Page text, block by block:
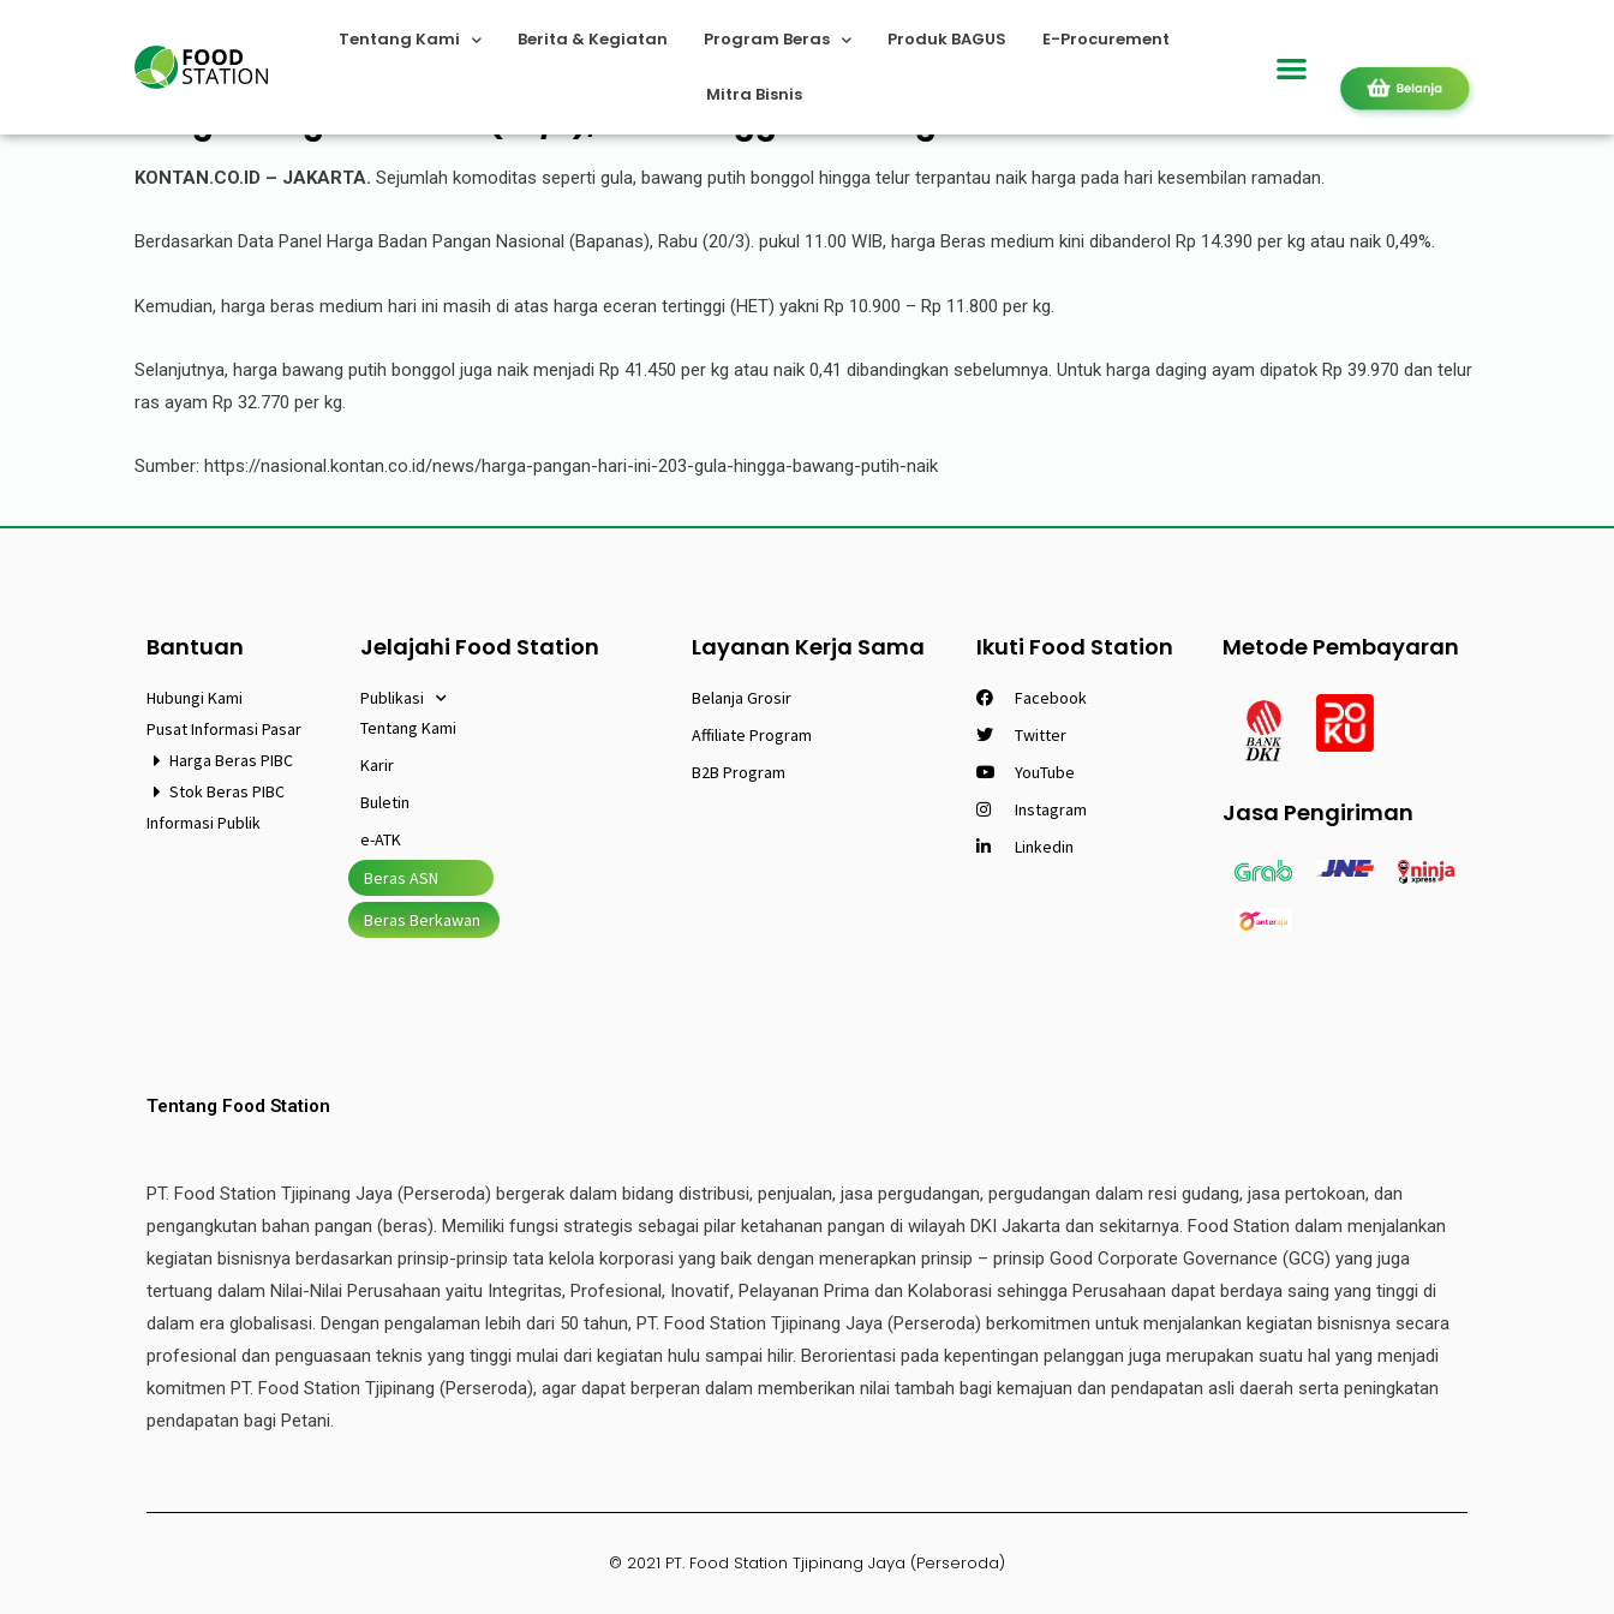
Tentang Kami Berita & Kegiatan Program Beras Produk BAGUS E-Procurement
Mitra Bisnis
Harga Pangan Hari Ini (20/3), Gula Hingga Bawang Putih Naik
KONTAN.CO.ID – JAKARTA. Sejumlah komoditas seperti gula, bawang putih bonggol hingga telur terpantau naik harga pada hari kesembilan ramadan.
Berdasarkan Data Panel Harga Badan Pangan Nasional (Bapanas), Rabu (20/3). pukul 11.00 WIB, harga Beras medium kini dibanderol Rp 14.390 per kg atau naik 0,49%.
Kemudian, harga beras medium hari ini masih di atas harga eceran tertinggi (HET) yakni Rp 10.900 – Rp 11.800 per kg.
Selanjutnya, harga bawang putih bonggol juga naik menjadi Rp 41.450 per kg atau naik 0,41 dibandingkan sebelumnya. Untuk harga daging ayam dipatok Rp 39.970 dan telur
ras ayam Rp 32.770 per kg.
Sumber: https://nasional.kontan.co.id/news/harga-pangan-hari-ini-203-gula-hingga-bawang-putih-naik
Bantuan
Hubungi Kami
Pusat Informasi Pasar
Harga Beras PIBC
Stok Beras PIBC
Informasi Publik
Jelajahi Food Station
Publikasi
Tentang Kami
Karir
Buletin
e-ATK
Beras ASN
Beras Berkawan
Layanan Kerja Sama
Belanja Grosir
Affiliate Program
B2B Program
Ikuti Food Station
Facebook
Twitter
YouTube
Instagram
Linkedin
Metode Pembayaran
Jasa Pengiriman
Tentang Food Station
PT. Food Station Tjipinang Jaya (Perseroda) bergerak dalam bidang distribusi, penjualan, jasa pergudangan, pergudangan dalam resi gudang, jasa pertokoan, dan
pengangkutan bahan pangan (beras). Memiliki fungsi strategis sebagai pilar ketahanan pangan di wilayah DKI Jakarta dan sekitarnya. Food Station dalam menjalankan
kegiatan bisnisnya berdasarkan prinsip-prinsip tata kelola korporasi yang baik dengan menerapkan prinsip – prinsip Good Corporate Governance (GCG) yang juga
tertuang dalam Nilai-Nilai Perusahaan yaitu Integritas, Profesional, Inovatif, Pelayanan Prima dan Kolaborasi sehingga Perusahaan dapat berdaya saing yang tinggi di
dalam era globalisasi. Dengan pengalaman lebih dari 50 tahun, PT. Food Station Tjipinang Jaya (Perseroda) berkomitmen untuk menjalankan kegiatan bisnisnya secara
profesional dan penguasaan teknis yang tinggi mulai dari kegiatan hulu sampai hilir. Berorientasi pada kepentingan pelanggan juga merupakan suatu hal yang menjadi
komitmen PT. Food Station Tjipinang (Perseroda), agar dapat berperan dalam memberikan nilai tambah bagi kemajuan dan pendapatan asli daerah serta peningkatan
pendapatan bagi Petani.
© 2021 PT. Food Station Tjipinang Jaya (Perseroda)